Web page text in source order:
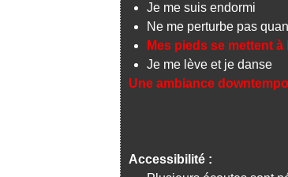
Je me suis endormi
Ne me perturbe pas
Mes pieds se mettent
Je me lève et je danse
Une ambiance
Accessibilité :